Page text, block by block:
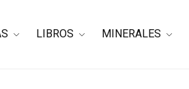
LIBROS MINERALES